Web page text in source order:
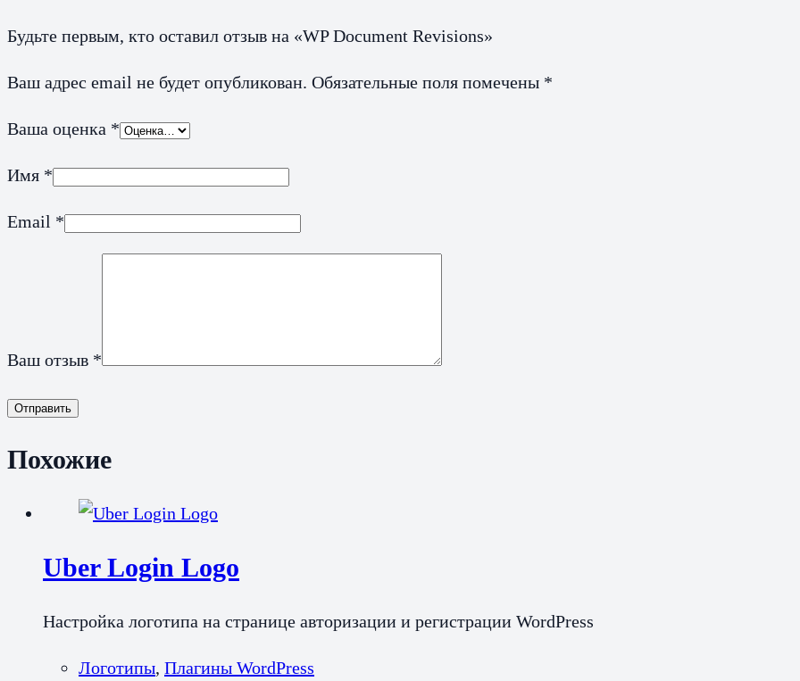
Будьте первым, кто оставил отзыв на «WP Document Revisions»
Ваш адрес email не будет опубликован. Обязательные поля помечены *
Ваша оценка *
Имя *
Email *
Ваш отзыв *
Отправить
Похожие
Uber Login Logo
Настройка логотипа на странице авторизации и регистрации WordPress
Логотипы, Плагины WordPress